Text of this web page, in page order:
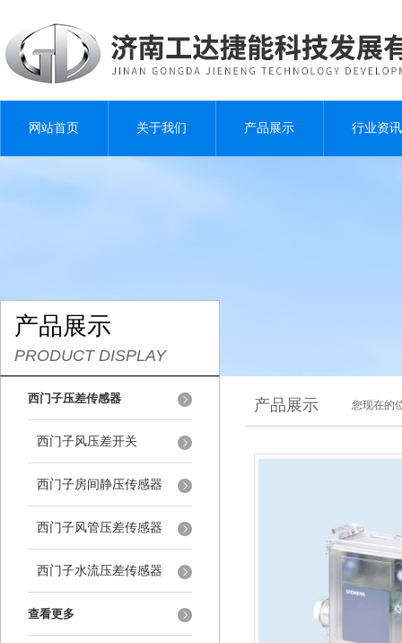
网站首页 关于我们 产品展示 行业资讯
产品展示
PRODUCT DISPLAY
西门子压差传感器
西门子风压差开关
西门子房间静压传感器
西门子风管压差传感器
西门子水流压差传感器
查看更多
产品展示 您现在的